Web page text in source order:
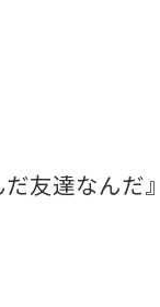
友達なんだ』